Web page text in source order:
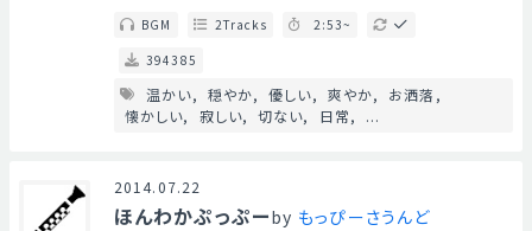
BGM 2Tracks
2:53~
394385
温かい 穏やか 優しい 爽やか
お洒落
懐かしい
寂しい 切ない 日常 ...
2014.07.22
ほんわかぷっぷーby もっぴーさうんど